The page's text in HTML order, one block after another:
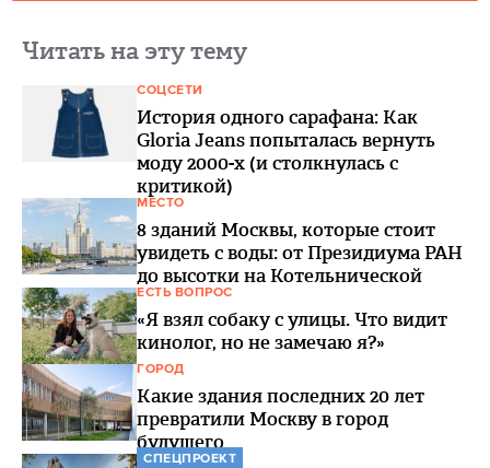
Читать на эту тему
СОЦСЕТИ
История одного сарафана: Как
Gloria Jeans попыталась вернуть
моду 2000-х (и столкнулась с
критикой)
МЕСТО
8 зданий Москвы, которые стоит
увидеть с воды: от Президиума РАН
до высотки на Котельнической
ЕСТЬ ВОПРОС
«Я взял собаку с улицы. Что видит
кинолог, но не замечаю я?»
ГОРОД
Какие здания последних 20 лет
превратили Москву в город
будущего
СПЕЦПРОЕКТ